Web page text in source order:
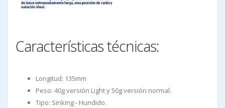
Características técnicas:
Longitud: 135mm
Peso: 40g versión Light y 50g versión normal.
Tipo: Sinking - Hundido.